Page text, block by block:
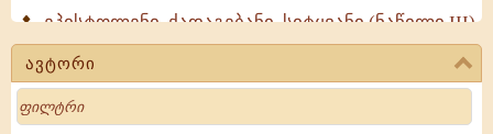
ეპისტოლენი, ქადაგებანი, სიტყვანი (ნაწილი III)
(723)
მოძღვრის ძალზე სასარგებლო რჩევები
მრევლისათვის (545)
ავტორი
Search